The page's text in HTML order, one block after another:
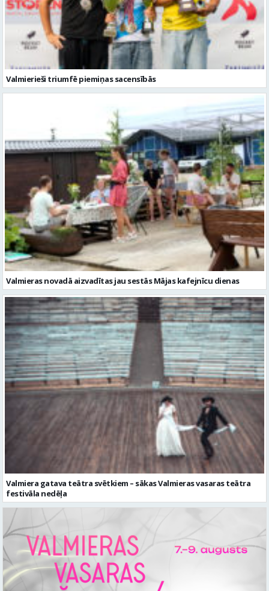
Valmierieši triumfē piemiņas sacensībās
Valmieras novadā aizvadītas jau sestās Mājas kafejnīcu dienas
Valmiera gatava teātra svētkiem – sākas Valmieras vasaras teātra
festivāla nedēļa